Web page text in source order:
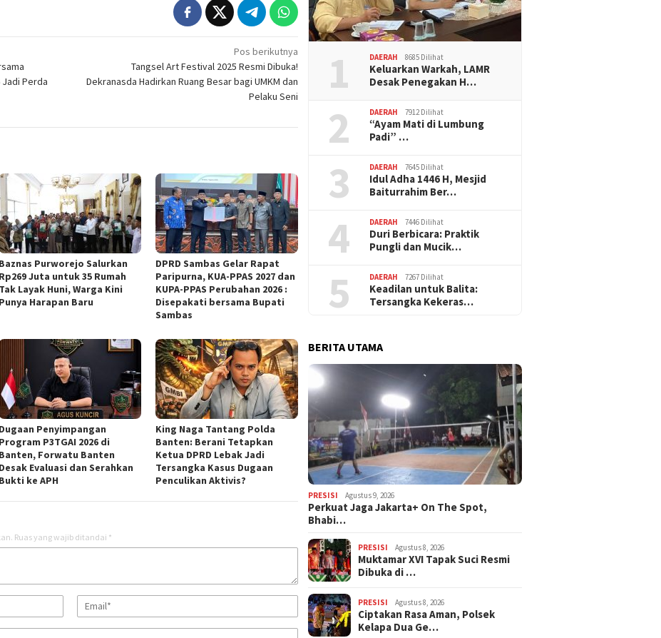
Jadi Perda
Pos berikutnya
Tangsel Art Festival 2025 Resmi Dibuka!
Dekranasda Hadirkan Ruang Besar bagi UMKM dan
Pelaku Seni
Baznas Purworejo Salurkan
Rp269 Juta untuk 35 Rumah
Tak Layak Huni, Warga Kini
Punya Harapan Baru ‎
DPRD Sambas Gelar Rapat
Paripurna, KUA-PPAS 2027 dan
KUPA-PPAS Perubahan 2026 :
Disepakati bersama Bupati
Sambas
Dugaan Penyimpangan
Program P3TGAI 2026 di
Banten, Forwatu Banten
Desak Evaluasi dan Serahkan
Bukti ke APH
‎King Naga Tantang Polda
Banten: Berani Tetapkan
Ketua DPRD Lebak Jadi
Tersangka Kasus Dugaan
Penculikan Aktivis? ‎
Ruas yang wajib ditandai *
1 DAERAH 8685 Dilihat
Keluarkan Warkah, LAMR
Desak Penegakan H…
2 DAERAH 7912 Dilihat
“Ayam Mati di Lumbung
Padi” …
3 DAERAH 7645 Dilihat
Idul Adha 1446 H, Mesjid
Baiturrahim Ber…
4 DAERAH 7446 Dilihat
Duri Berbicara: Praktik
Pungli dan Mucik…
5 DAERAH 7267 Dilihat
Keadilan untuk Balita:
Tersangka Kekeras…
BERITA UTAMA
PRESISI Agustus 9, 2026
Perkuat Jaga Jakarta+ On The Spot,
Bhabi…
PRESISI Agustus 8, 2026
Muktamar XVI Tapak Suci Resmi
Dibuka di …
PRESISI Agustus 8, 2026
Ciptakan Rasa Aman, Polsek
Kelapa Dua Ge…